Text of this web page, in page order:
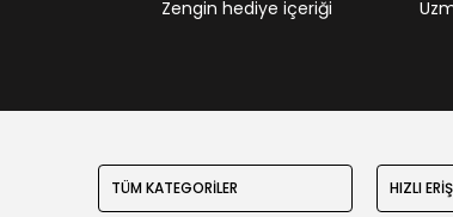
Zengin hediye içeriği
TÜM KATEGORİLER HIZLI